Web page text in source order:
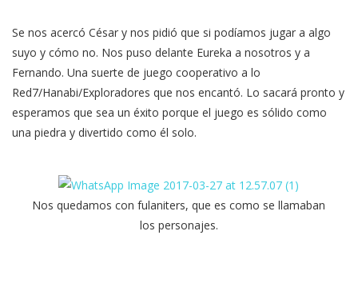
Se nos acercó César y nos pidió que si podíamos jugar a algo
suyo y cómo no. Nos puso delante Eureka a nosotros y a
Fernando. Una suerte de juego cooperativo a lo
Red7/Hanabi/Exploradores que nos encantó. Lo sacará pronto y
esperamos que sea un éxito porque el juego es sólido como
una piedra y divertido como él solo.
Nos quedamos con fulaniters, que es como se llamaban
los personajes.